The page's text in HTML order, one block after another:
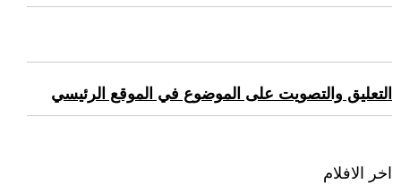
التعليق والتصويت على الموضوع في الموقع الرئيسي
اخر الافلام